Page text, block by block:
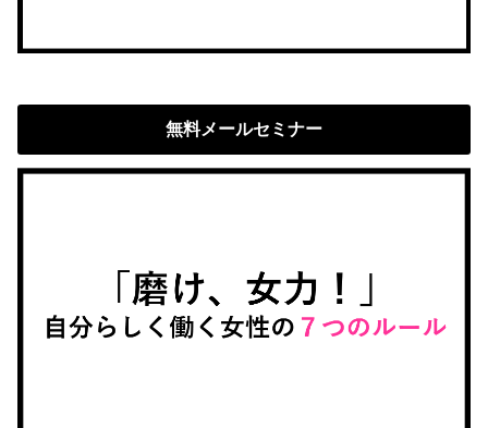
無料メールセミナー